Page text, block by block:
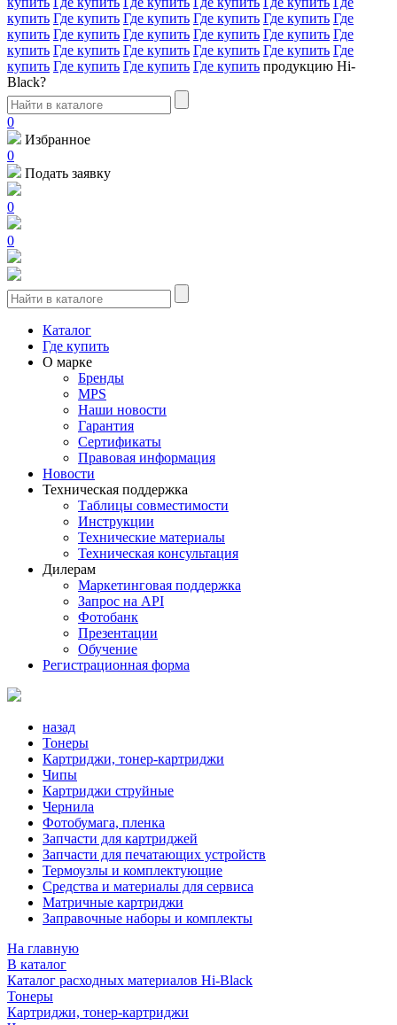
купить Где купить Где купить Где купить Где купить Где
купить Где купить Где купить Где купить Где купить Где
купить Где купить Где купить Где купить Где купить Где
купить Где купить Где купить Где купить продукцию Hi-
Black?
0
Избранное
0
Подать заявку
0
0
Каталог
Где купить
О марке
Бренды
MPS
Наши новости
Гарантия
Сертификаты
Правовая информация
Новости
Техническая поддержка
Таблицы совместимости
Инструкции
Технические материалы
Техническая консультация
Дилерам
Маркетинговая поддержка
Запрос на API
Фотобанк
Презентации
Обучение
Регистрационная форма
назад
Тонеры
Картриджи, тонер-картриджи
Чипы
Картриджи струйные
Чернила
Фотобумага, пленка
Запчасти для картриджей
Запчасти для печатающих устройств
Термоузлы и комплектующие
Средства и материалы для сервиса
Матричные картриджи
Заправочные наборы и комплекты
На главную
В каталог
Каталог расходных материалов Hi-Black
Тонеры
Картриджи, тонер-картриджи